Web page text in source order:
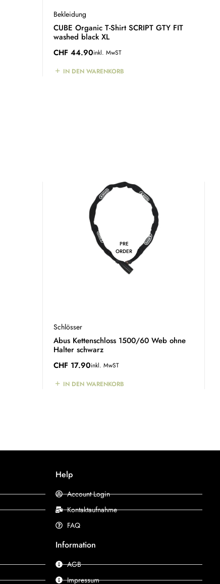
Bekleidung
CUBE Organic T-Shirt SCRIPT GTY FIT
washed black XL
CHF 44.90inkl. MwST
IN DEN WARENKORB
PRE
ORDER
Schlösser
Abus Kettenschloss 1500/60 Web ohne
Halter schwarz
CHF 17.90inkl. MwST
IN DEN WARENKORB
Help
Account Login
Kontaktaufnahme
FAQ
Information
AGB
Impressum